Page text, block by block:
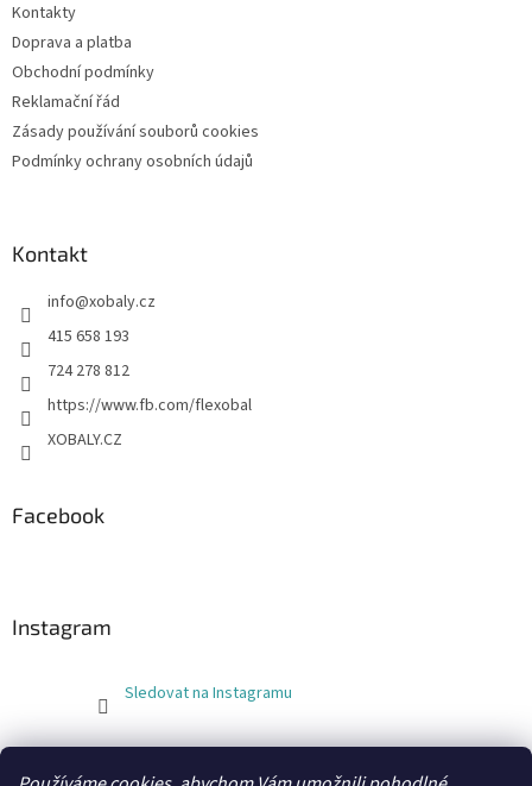
Kontakty
Doprava a platba
Obchodní podmínky
Reklamační řád
Zásady používání souborů cookies
Podmínky ochrany osobních údajů
Kontakt
info@xobaly.cz
415 658 193
724 278 812
https://www.fb.com/flexobal
XOBALY.CZ
Facebook
Instagram
Sledovat na Instagramu